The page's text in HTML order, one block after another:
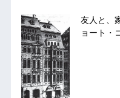
友人と、
ョート・